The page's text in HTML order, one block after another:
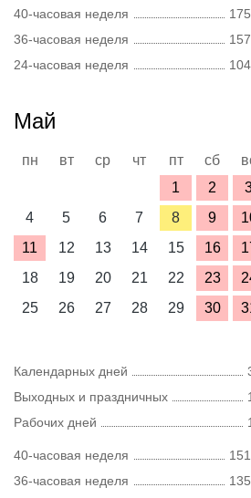
40-часовая неделя
36-часовая неделя
24-часовая неделя
Май
пн вт ср чт пт сб
1
2
4
5 6 7 8 9
11
12 13 14 15 16
18
19 20 21 22 23
25
26 27 28 29 30
Календарных дней
Выходных и праздничных
Рабочих дней
40-часовая неделя
36-часовая неделя